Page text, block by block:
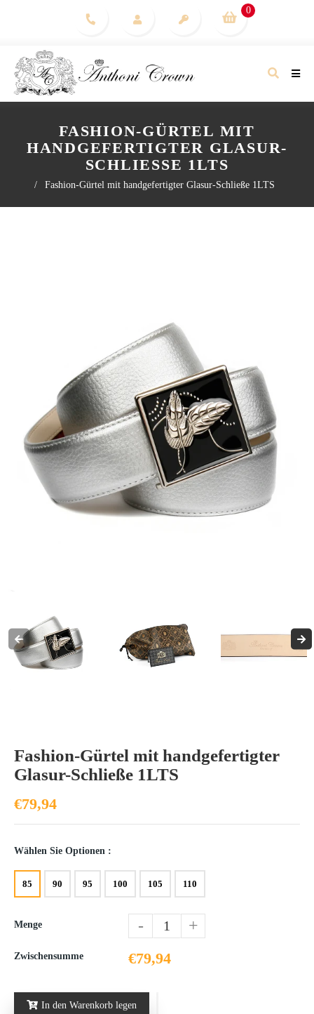
0
FASHION-GÜRTEL MIT
HANDGEFERTIGTER GLASUR-
SCHLIESSE 1LTS
/ Fashion-Gürtel mit handgefertigter Glasur-Schließe 1LTS
Fashion-Gürtel mit handgefertigter
Glasur-Schließe 1LTS
€79,94
Wählen Sie Optionen :
85 90 95 100 105 110
Menge - +
Zwischensumme €79,94
In den Warenkorb legen